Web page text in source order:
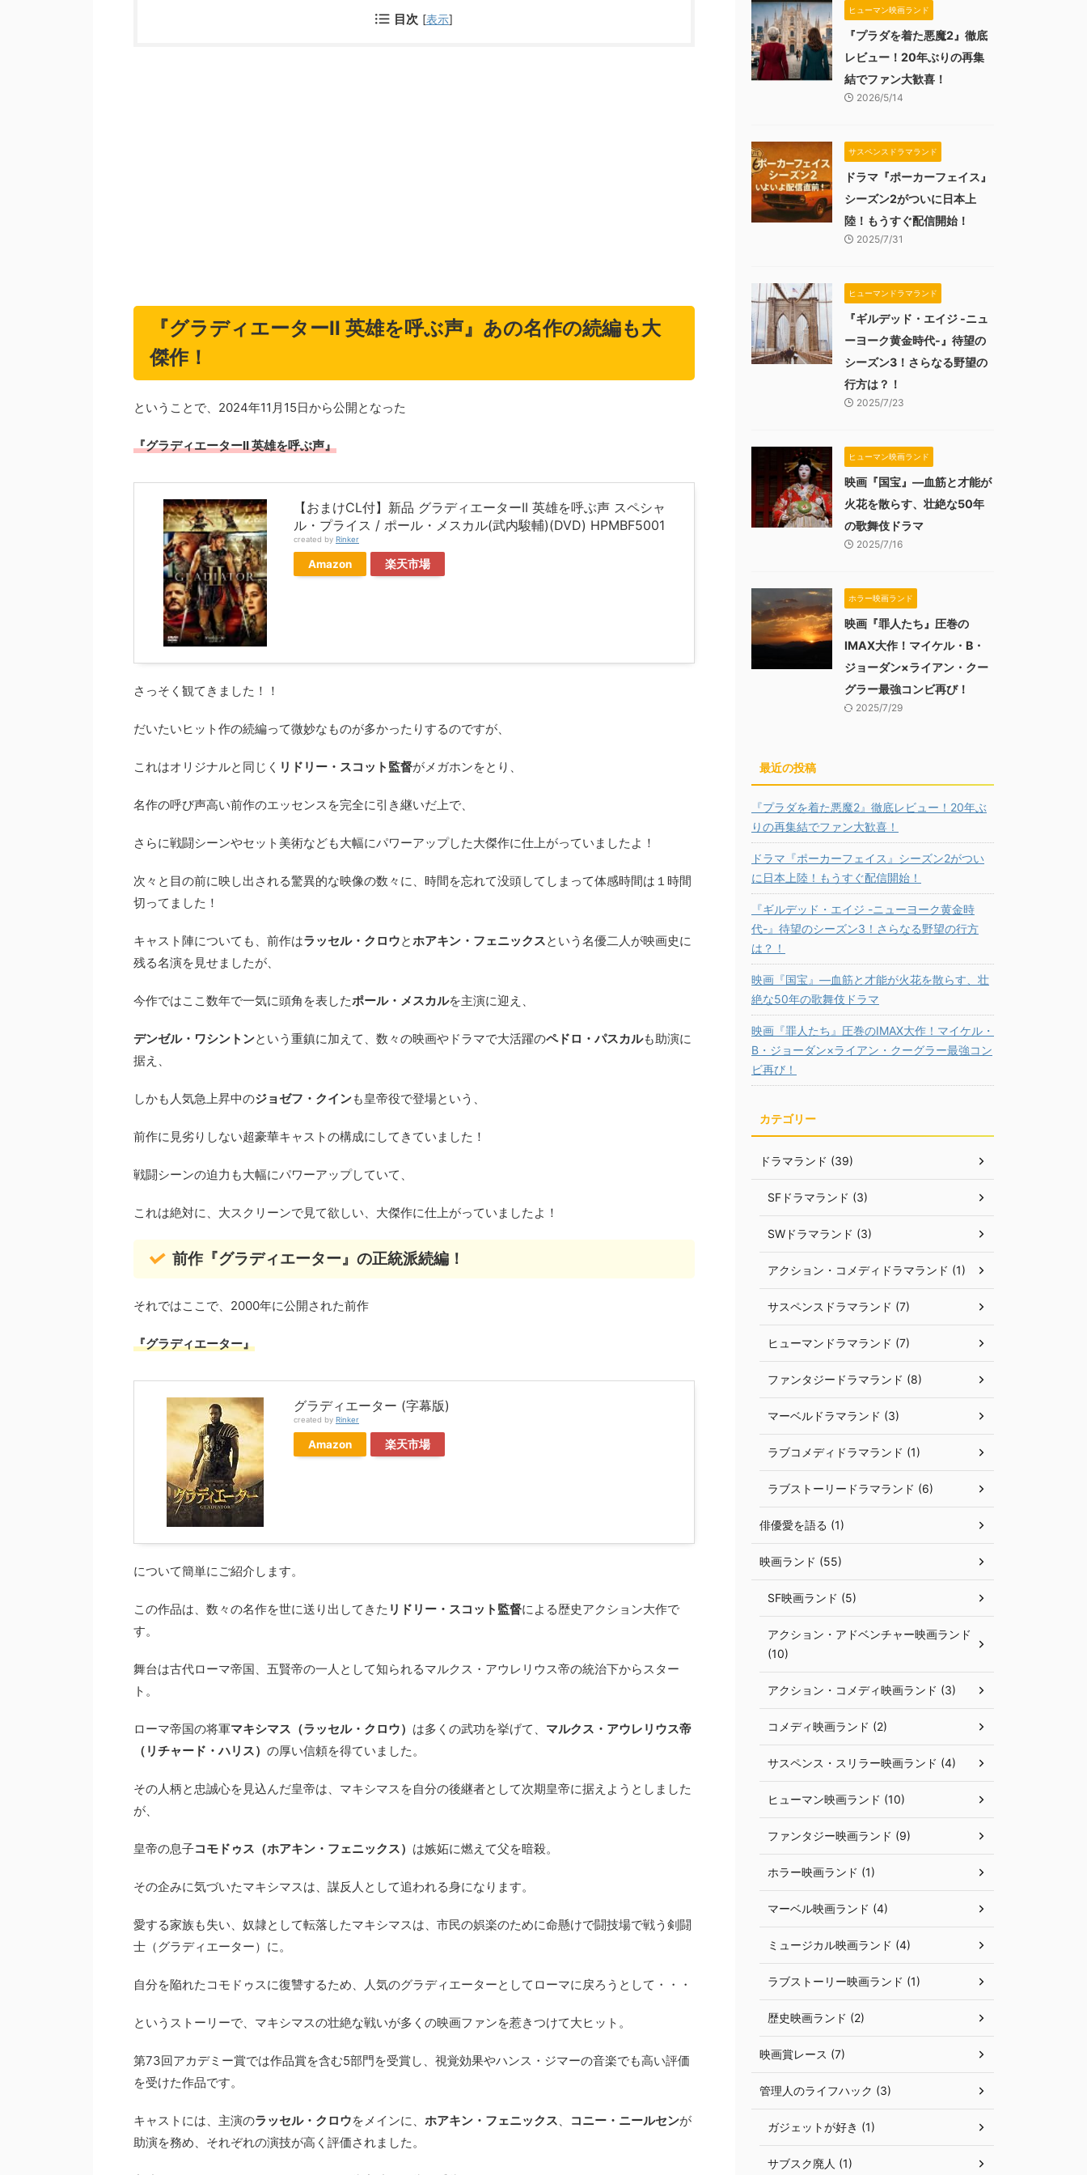
目次 [表示]
『グラディエーターII 英雄を呼ぶ声』あの名作の続編も大
傑作！
ということで、2024年11月15日から公開となった
『グラディエーターII 英雄を呼ぶ声』
【おまけCL付】新品 グラディエーターII 英雄を呼ぶ声 スペシャ
ル・プライス / ポール・メスカル(武内駿輔)(DVD) HPMBF5001
created by Rinker
Amazon 楽天市場
さっそく観てきました！！
だいたいヒット作の続編って微妙なものが多かったりするのですが、
これはオリジナルと同じく リドリー・スコット監督がメガホンをとり、
名作の呼び声高い前作のエッセンスを完全に引き継いだ上で、
さらに戦闘シーンやセット美術なども大幅にパワーアップした大傑作に仕上がっていましたよ！
次々と目の前に映し出される驚異的な映像の数々に、時間を忘れて没頭してしまって体感時間は１時間
切ってました！
キャスト陣についても、前作はラッセル・クロウとホアキン・フェニックスという名優二人が映画史に
残る名演を見せましたが、
今作ではここ数年で一気に頭角を表したポール・メスカルを主演に迎え、
デンゼル・ワシントンという重鎮に加えて、数々の映画やドラマで大活躍のペドロ・パスカルも助演に
据え、
しかも人気急上昇中のジョゼフ・クインも皇帝役で登場という、
前作に見劣りしない超豪華キャストの構成にしてきていました！
戦闘シーンの迫力も大幅にパワーアップしていて、
これは絶対に、大スクリーンで見て欲しい、大傑作に仕上がっていましたよ！
前作『グラディエーター』の正統派続編！
それではここで、2000年に公開された前作
『グラディエーター』
グラディエーター (字幕版)
created by Rinker
Amazon 楽天市場
について簡単にご紹介します。
この作品は、数々の名作を世に送り出してきた リドリー・スコット監督による歴史アクション大作で
す。
舞台は古代ローマ帝国、五賢帝の一人として知られるマルクス・アウレリウス帝の統治下からスター
ト。
ローマ帝国の将軍マキシマス（ラッセル・クロウ） は多くの武功を挙げて、 マルクス・アウレリウス帝
（リチャード・ハリス） の厚い信頼を得ていました。
その人柄と忠誠心を見込んだ皇帝は、マキシマスを自分の後継者として次期皇帝に据えようとしました
が、
皇帝の息子コモドゥス（ホアキン・フェニックス） は嫉妬に燃えて父を暗殺。
その企みに気づいたマキシマスは、謀反人として追われる身になります。
愛する家族も失い、奴隷として転落したマキシマスは、市民の娯楽のために命懸けで闘技場で戦う剣闘
士（グラディエーター）に。
自分を陥れたコモドゥスに復讐するため、人気のグラディエーターとしてローマに戻ろうとして・・・
というストーリーで、マキシマスの壮絶な戦いが多くの映画ファンを惹きつけて大ヒット。
第73回アカデミー賞では作品賞を含む5部門を受賞し、視覚効果やハンス・ジマーの音楽でも高い評価
を受けた作品です。
キャストには、主演のラッセル・クロウをメインに、 ホアキン・フェニックス、 コニー・ニールセンが
助演を務め、それぞれの演技が高く評価されました。
ヒューマン映画ランド
『プラダを着た悪魔2』徹底
レビュー！20年ぶりの再集
結でファン大歓喜！
2026/5/14
サスペンスドラマランド
ドラマ『ポーカーフェイス』
シーズン2がついに日本上
陸！もうすぐ配信開始！
2025/7/31
ヒューマンドラマランド
『ギルデッド・エイジ -ニュ
ーヨーク黄金時代-』待望の
シーズン3！さらなる野望の
行方は？！
2025/7/23
ヒューマン映画ランド
映画『国宝』―血筋と才能が
火花を散らす、壮絶な50年
の歌舞伎ドラマ
2025/7/16
ホラー映画ランド
映画『罪人たち』圧巻の
IMAX大作！マイケル・B・
ジョーダン×ライアン・クー
グラー最強コンビ再び！
2025/7/29
最近の投稿
『プラダを着た悪魔2』徹底レビュー！20年ぶ
りの再集結でファン大歓喜！
ドラマ『ポーカーフェイス』シーズン2がつい
に日本上陸！もうすぐ配信開始！
『ギルデッド・エイジ -ニューヨーク黄金時
代-』待望のシーズン3！さらなる野望の行方
は？！
映画『国宝』―血筋と才能が火花を散らす、壮
絶な50年の歌舞伎ドラマ
映画『罪人たち』圧巻のIMAX大作！マイケル・
B・ジョーダン×ライアン・クーグラー最強コン
ビ再び！
カテゴリー
ドラマランド (39)
SFドラマランド (3)
SWドラマランド (3)
アクション・コメディドラマランド (1)
サスペンスドラマランド (7)
ヒューマンドラマランド (7)
ファンタジードラマランド (8)
マーベルドラマランド (3)
ラブコメディドラマランド (1)
ラブストーリードラマランド (6)
俳優愛を語る (1)
映画ランド (55)
SF映画ランド (5)
アクション・アドベンチャー映画ランド
(10)
アクション・コメディ映画ランド (3)
コメディ映画ランド (2)
サスペンス・スリラー映画ランド (4)
ヒューマン映画ランド (10)
ファンタジー映画ランド (9)
ホラー映画ランド (1)
マーベル映画ランド (4)
ミュージカル映画ランド (4)
ラブストーリー映画ランド (1)
歴史映画ランド (2)
映画賞レース (7)
管理人のライフハック (3)
ガジェットが好き (1)
サブスク廃人 (1)